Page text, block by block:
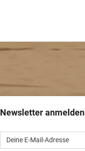
Newsletter anmelden